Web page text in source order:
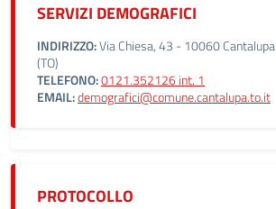
SERVIZI DEMOGRAFICI
INDIRIZZO:Via Chiesa, 43 - 10060 Cantalupa
(TO)
TELEFONO:0121.352126 int. 1
EMAIL:demografici@comune.cantalupa.to.it
PROTOCOLLO